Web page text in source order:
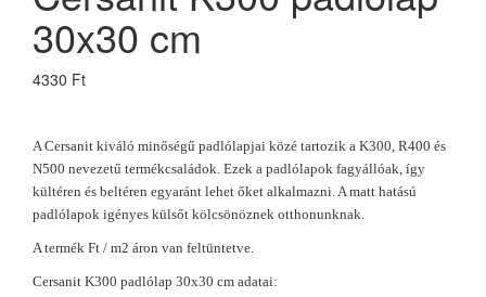
30x30 cm
4330 Ft
A Cersanit kiváló minőségű padlólapjai közé tartozik a K300, R400 és
N500 nevezetű termékcsaládok. Ezek a padlólapok fagyállóak, így
kültéren és beltéren egyaránt lehet őket alkalmazni. A matt hatású
padlólapok igényes külsőt kölcsönöznek otthonunknak.
A termék Ft / m2 áron van feltüntetve.
Cersanit K300 padlólap 30x30 cm adatai: